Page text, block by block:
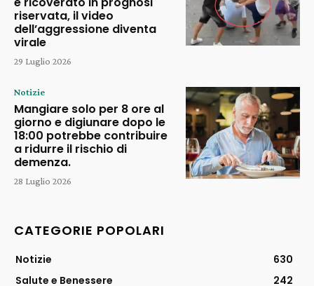
riservata, il video
dell’aggressione diventa
virale
29 Luglio 2026
Notizie
Mangiare solo per 8 ore al
giorno e digiunare dopo le
18:00 potrebbe contribuire
a ridurre il rischio di
demenza.
28 Luglio 2026
CATEGORIE POPOLARI
Notizie
630
Salute e Benessere
242